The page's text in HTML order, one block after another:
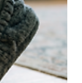
이 신발을 붙잡
바닥과 무릎,